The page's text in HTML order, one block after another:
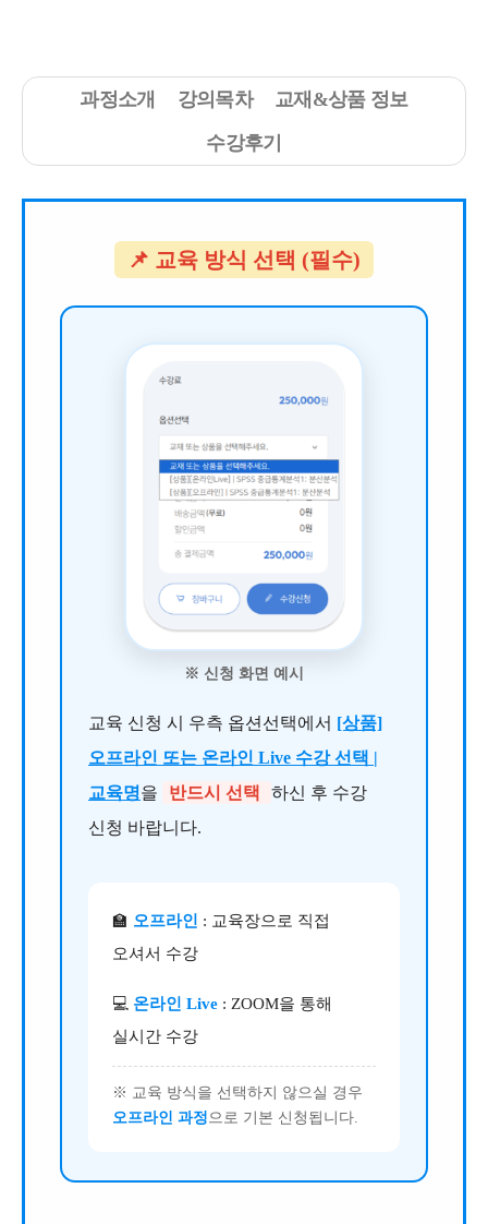
과정소개 강의목차
교재&상품 정보
수강후기
📌 교육 방식 선택 (필수)
※ 신청 화면 예시
교육 신청 시 우측 옵션선택에서 [상품]
오프라인 또는 온라인 Live 수강 선택 |
교육명을 반드시 선택
하신 후 수강
신청 바랍니다.
🏫 오프라인 : 교육장으로 직접
오셔서 수강
💻 온라인 Live : ZOOM을 통해
실시간 수강
※ 교육 방식을 선택하지 않으실 경우
오프라인 과정으로 기본 신청됩니다.